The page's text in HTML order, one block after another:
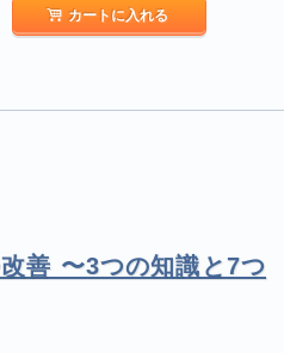
善 〜3つの知識と7つ